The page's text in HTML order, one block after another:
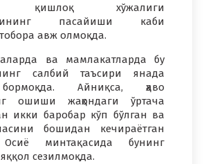
қишлоқ хўжалиги
пасайиши каби
авж олмоқда.
ва мамлакатларда бу
салбий таъсири янада
Айниқса, ҳаво
ошиши жаҳондаги ўртача
икки баробар кўп бўлган ва
бошидан кечираётган
минтақасида бунинг
сезилмоқда.